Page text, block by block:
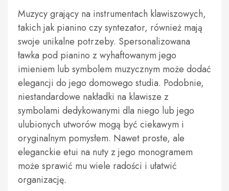
Muzycy grający na instrumentach klawiszowych,
takich jak pianino czy syntezator, również mają
swoje unikalne potrzeby. Spersonalizowana
ławka pod pianino z wyhaftowanym jego
imieniem lub symbolem muzycznym może dodać
elegancji do jego domowego studia. Podobnie,
niestandardowe nakładki na klawisze z
symbolami dedykowanymi dla niego lub jego
ulubionych utworów mogą być ciekawym i
oryginalnym pomysłem. Nawet proste, ale
eleganckie etui na nuty z jego monogramem
może sprawić mu wiele radości i ułatwić
organizację.